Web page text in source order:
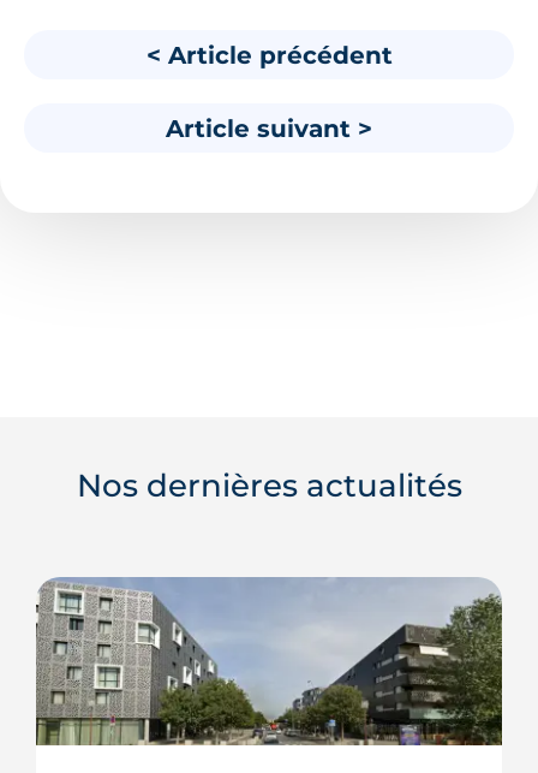
< Article précédent
Article suivant >
Nos dernières actualités